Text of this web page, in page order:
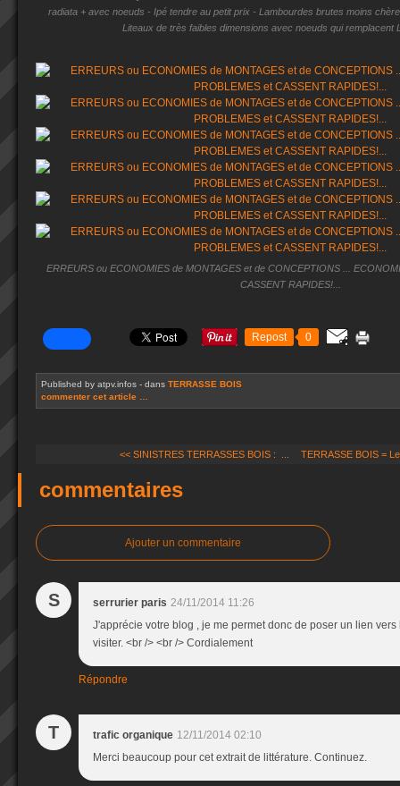
radiata + avec noeuds - Ipé tendre au petit prix - Lambourdes brutes moins
Liteaux de très faibles dimensions avec noeuds qui remplacent
ERREURS ou ECONOMIES de MONTAGES et de CONCEPTIONS ...
CASSENT RAPIDES!...
Repost 0
Published by atpv.infos - dans TERRASSE BOIS
commenter cet article
<< SINISTRES TERRASSES BOIS : ... TERRASSE BOIS =
commentaires
Ajouter un commentaire
S serrurier paris 24/11/2014 11:26
J'apprécie votre blog , je me permet donc de poser un lien
visiter. <br /> <br /> Cordialement
Répondre
T trafic organique 12/11/2014 02:10
Merci beaucoup pour cet extrait de littérature. Continuez.